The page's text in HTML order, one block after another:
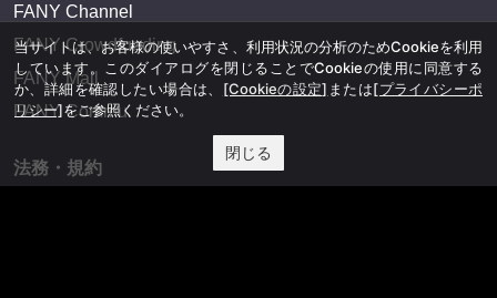
FANY Channel
FANY Crowdfunding
FANY Mall
FANY Commu
法務・規約
当サイトは、お客様の使いやすさ、利用状況の分析のためCookieを利用
しています。このダイアログを閉じることでCookieの使用に同意する
か、詳細を確認したい場合は、 [Cookieの設定] または[プライバシーポ
リシー]をご参照ください。
閉じる